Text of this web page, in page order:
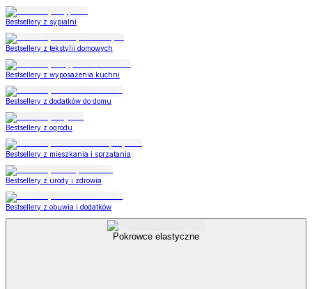
Bestsellery z sypialni
Bestsellery z tekstylii domowych
Bestsellery z wyposażenia kuchni
Bestsellery z dodatków do domu
Bestsellery z ogrodu
Bestsellery z mieszkania i sprzątania
Bestsellery z urody i zdrowia
Bestsellery z obuwia i dodatków
Pokrowce elastyczne